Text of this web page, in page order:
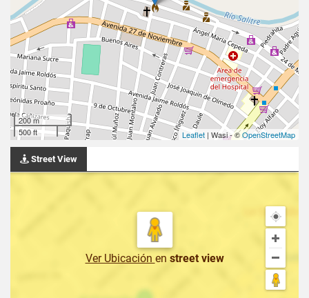
200 m
500 ft
Leaflet | Wasi - ©OpenStreetMap
Street View
Ver Ubicación en street view